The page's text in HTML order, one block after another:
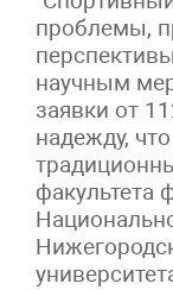
проблемы,
научным
заявки от
надежду,
факультета